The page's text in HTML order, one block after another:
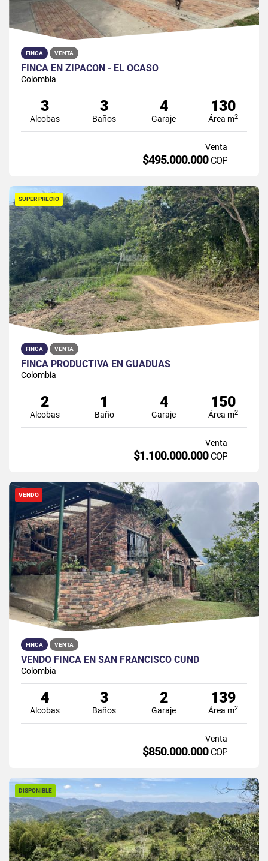
FINCA VENTA
FINCA EN ZIPACON - EL OCASO
Colombia
3
Alcobas
3
Baños
4
Garaje
130
Área m2
Venta
$495.000.000 COP
SUPER PRECIO
FINCA VENTA
FINCA PRODUCTIVA EN GUADUAS
Colombia
2
Alcobas
1
Baño
4
Garaje
150
Área m2
Venta
$1.100.000.000 COP
VENDO
FINCA VENTA
VENDO FINCA EN SAN FRANCISCO CUND
Colombia
4
Alcobas
3
Baños
2
Garaje
139
Área m2
Venta
$850.000.000 COP
DISPONIBLE